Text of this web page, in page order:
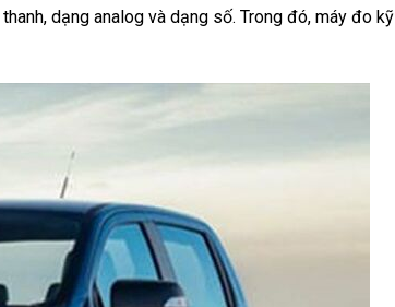
dạng analog và dạng số. Trong đó, máy đo kỹ